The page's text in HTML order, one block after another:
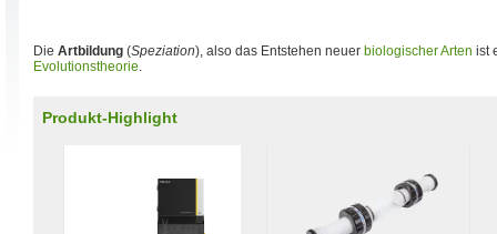
Die Artbildung (Speziation), also das Entstehen neuer biologischer Arten ist
Evolutionstheorie.
Produkt-Highlight